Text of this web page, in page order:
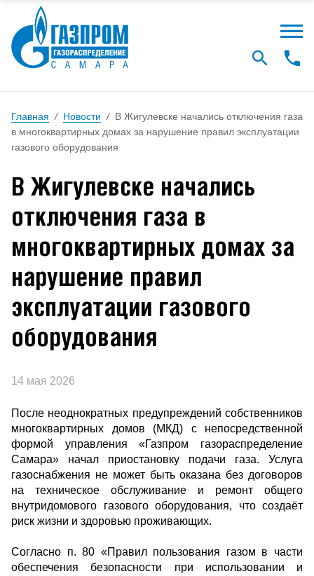
Главная / Новости / В Жигулевске начались отключения газа
в многоквартирных домах за нарушение правил эксплуатации
газового оборудования
В Жигулевске начались
отключения газа в
многоквартирных домах за
нарушение правил
эксплуатации газового
оборудования
14 мая 2026
После неоднократных предупреждений собственников
многоквартирных домов (МКД) с непосредственной
формой управления «Газпром газораспределение
Самара» начал приостановку подачи газа. Услуга
газоснабжения не может быть оказана без договоров
на техническое обслуживание и ремонт общего
внутридомового газового оборудования, что создаёт
риск жизни и здоровью проживающих.
Согласно п. 80 «Правил пользования газом в части
обеспечения безопасности при использовании и